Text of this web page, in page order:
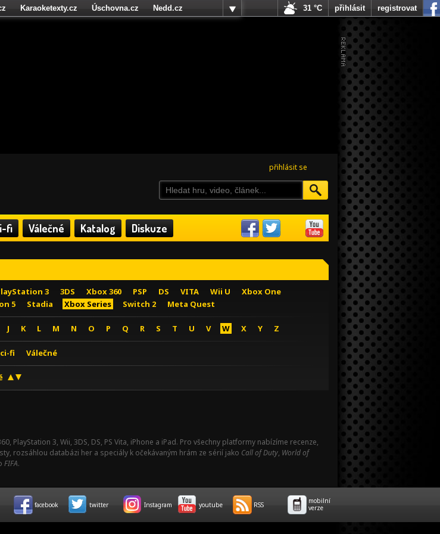
přihlásit se
fi Válečné Katalog Diskuze
3 3DS Xbox 360 PSP DS VITA Wii U
Xbox One
5 Stadia Xbox Series Switch 2 Meta Quest
J K L M N O P Q R S T U V W X Y Z
fi Válečné
PlayStation 3, Wii, 3DS, DS, PS Vita, iPhone a iPad. Pro všechny platformy nabízíme recenze,
rozsáhlou databázi her a speciály k očekávaným hrám ze sérií jako Call of Duty, World of
FIFA.
Karaoketexty.cz Úschovna.cz
Nedd.cz
31 °C přihlásit registrovat
facebook twitter Instagram youtube RSS
mobilní
verze